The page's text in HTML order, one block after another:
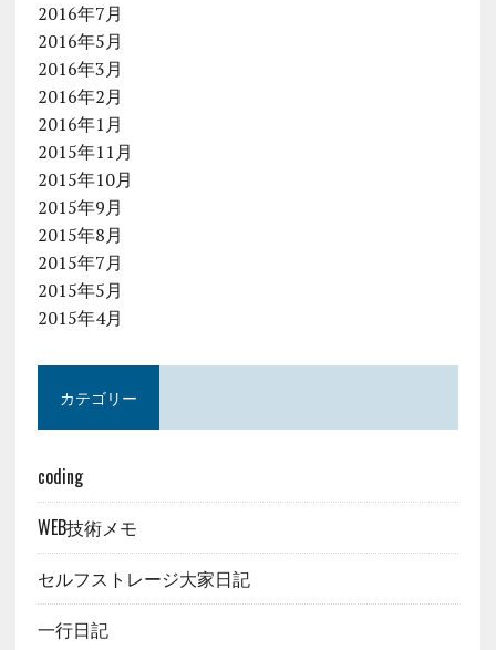
2016年7月
2016年5月
2016年3月
2016年2月
2016年1月
2015年11月
2015年10月
2015年9月
2015年8月
2015年7月
2015年5月
2015年4月
カテゴリー
coding
WEB技術メモ
セルフストレージ大家日記
一行日記